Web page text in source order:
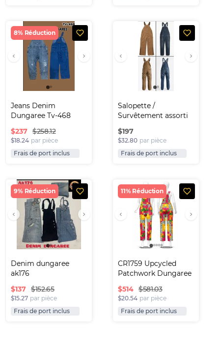
8% Réduction
Jeans Denim
Dungaree Tv-468
$237 $258.12
$18.24 par pièce
Frais de port inclus
Salopette /
Survêtement assorti
$197
$32.80 par pièce
Frais de port inclus
9% Réduction
Denim dungaree
ak176
$137 $152.65
$15.27 par pièce
Frais de port inclus
11% Réduction
CR1759 Upcycled
Patchwork Dungaree
$514 $581.03
$20.54 par pièce
Frais de port inclus